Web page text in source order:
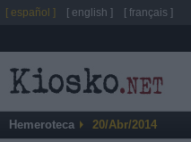
Hemeroteca 20/Abr/2014
[ español ] [ english ] [ français ]